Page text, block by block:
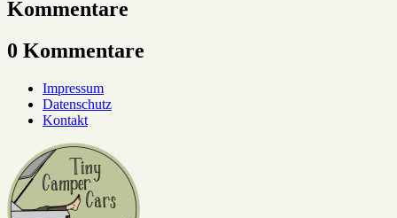
Kommentare
0 Kommentare
Impressum
Datenschutz
Kontakt